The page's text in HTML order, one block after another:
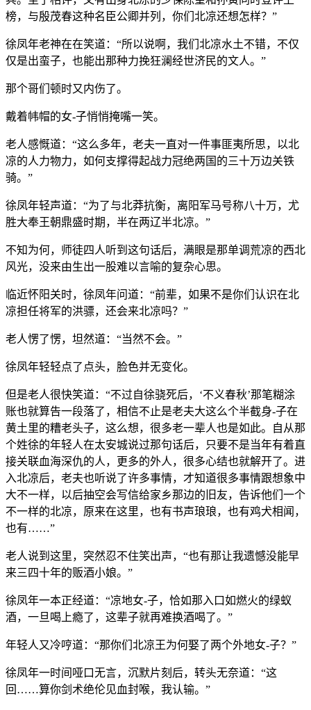
榜，与殷茂春这种名臣公卿并列，你们北凉还想怎样？”
徐凤年老神在在笑道：“所以说啊，我们北凉水土不错，不仅
仅是出蛮子，也能出那种力挽狂澜经世济民的文人。”
那个哥们顿时又内伤了。
戴着帏帽的女-子悄悄掩嘴一笑。
老人感慨道：“这么多年，老夫一直对一件事匪夷所思，以北
凉的人力物力，如何支撑得起战力冠绝两国的三十万边关铁
骑。”
徐凤年轻声道：“为了与北莽抗衡，离阳军马号称八十万，尤
胜大奉王朝鼎盛时期，半在两辽半北凉。”
不知为何，师徒四人听到这句话后，满眼是那单调荒凉的西北
风光，没来由生出一股难以言喻的复杂心思。
临近怀阳关时，徐凤年问道：“前辈，如果不是你们认识在北
凉担任将军的洪骠，还会来北凉吗？”
老人愣了愣，坦然道：“当然不会。”
徐凤年轻轻点了点头，脸色并无变化。
但是老人很快笑道：“不过自徐骁死后，‘不义春秋’那笔糊涂
账也就算告一段落了，相信不止是老夫大这么个半截身-子在
黄土里的糟老头子，这么想，很多老一辈人也是如此。自从那
个姓徐的年轻人在太安城说过那句话后，只要不是当年有着直
接关联血海深仇的人，更多的外人，很多心结也就解开了。进
入北凉后，老夫也听说了许多事情，才知道很多事情跟想象中
大不一样，以后抽空会写信给家乡那边的旧友，告诉他们一个
不一样的北凉，原来在这里，也有书声琅琅，也有鸡犬相闻，
也有……”
老人说到这里，突然忍不住笑出声，“也有那让我遗憾没能早
来三四十年的贩酒小娘。”
徐凤年一本正经道：“凉地女-子，恰如那入口如燃火的绿蚁
酒，一旦喝上瘾了，这辈子就再难换酒喝了。”
年轻人又冷哼道：“那你们北凉王为何娶了两个外地女-子？”
徐凤年一时间哑口无言，沉默片刻后，转头无奈道：“这
回……算你剑术绝伦见血封喉，我认输。”